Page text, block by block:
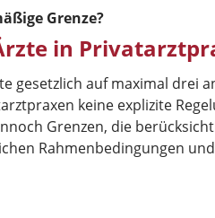
Grenze?
in
gesetzlich auf maximal drei
keine explizite
Grenzen, die
Rahmenbedingungen